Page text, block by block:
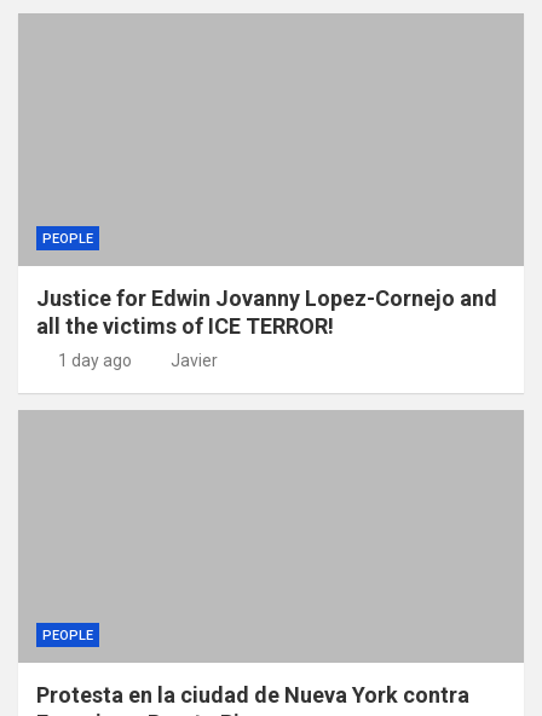
PEOPLE
Justice for Edwin Jovanny Lopez-Cornejo and
all the victims of ICE TERROR!
1 day ago Javier
PEOPLE
Protesta en la ciudad de Nueva York contra